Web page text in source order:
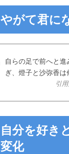
やがて君に
自らの足で前へと
ぎ、燈子と沙弥香は
引用
自分を好き
変化